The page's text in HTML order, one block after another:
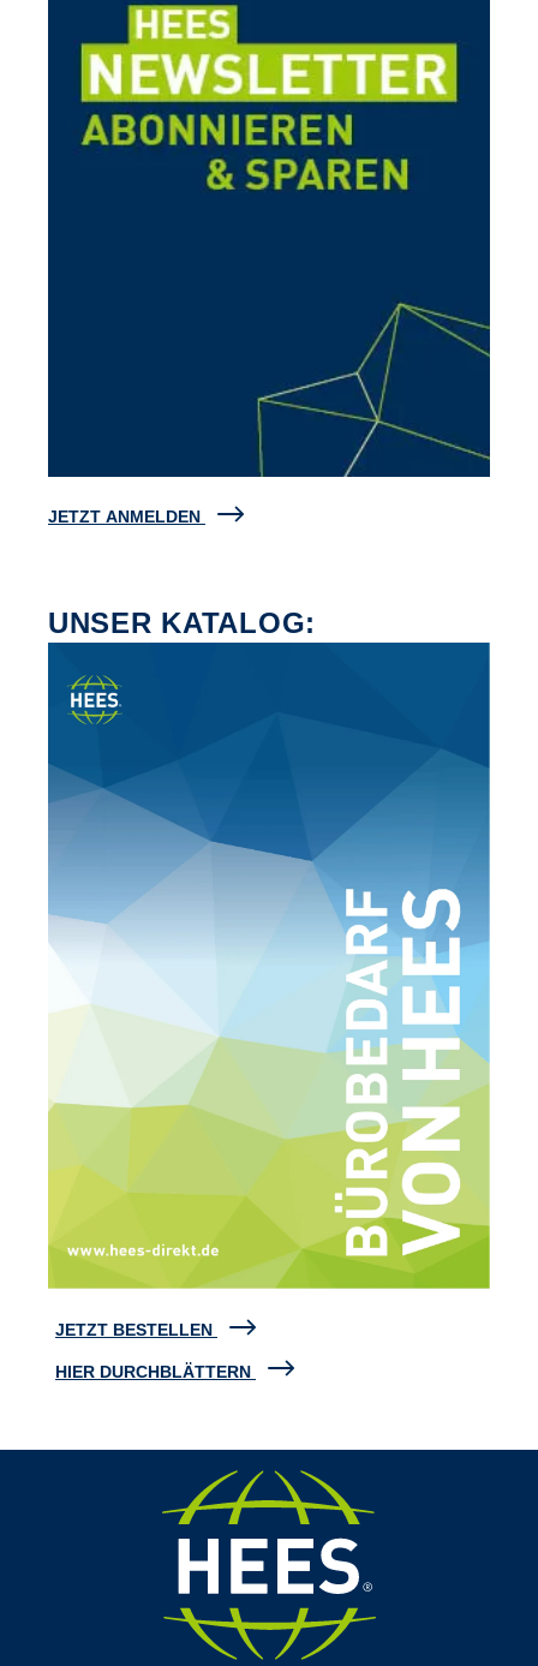
JETZT ANMELDEN
UNSER KATALOG:
JETZT BESTELLEN
HIER DURCHBLÄTTERN